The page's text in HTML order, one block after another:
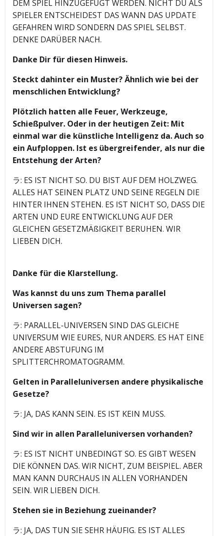
DEM SPIEL HINZUGEFÜGT WERDEN. NICHT DU ALS
SPIELER ENTSCHEIDEST DAS WANN DAS UPDATE
GEFAHREN WIRD SONDERN DAS SPIEL SELBST.
DENKE DARÜBER NACH.
Danke Dir für diesen Hinweis.
Steckt dahinter ein Muster? Ähnlich wie bei der
menschlichen Entwicklung?
Plötzlich hatten alle Feuer, Werkzeuge,
Schießpulver. Oder in der heutigen Zeit: Mit
einmal war die künstliche Intelligenz da. Auch so
ein Aufploppen. Ist es übergreifender, als nur die
Entstehung der Arten?
ラ: ES IST NICHT SO. DU BIST AUF DEM HOLZWEG.
ALLES HAT SEINEN PLATZ UND SEINE REGELN DIE
HINTER IHNEN STEHEN. ES IST NICHT SO, DASS DIE
ARTEN UND EURE ENTWICKLUNG AUF DER
GLEICHEN GESETZMÄßIGKEIT BERUHEN. WIR
LIEBEN DICH.
Danke für die Klarstellung.
Was kannst du uns zum Thema parallel
Universen sagen?
ラ: PARALLEL-UNIVERSEN SIND DAS GLEICHE
UNIVERSUM WIE EURES, NUR ANDERS. ES HAT EINE
ANDERE ABSTUFUNG IM
SPLITTERCHROMATOGRAMM.
Gelten in Paralleluniversen andere physikalische
Gesetze?
ラ: JA, DAS KANN SEIN. ES IST KEIN MUSS.
Sind wir in allen Paralleluniversen vorhanden?
ラ: ES IST NICHT UNBEDINGT SO. ES GIBT WESEN
DIE KÖNNEN DAS. WIR NICHT, ZUM BEISPIEL. ABER
MAN KANN DURCHAUS IN ALLEN VORHANDEN
SEIN. WIR LIEBEN DICH.
Stehen sie in Beziehung zueinander?
ラ: JA, DAS TUN SIE SEHR HÄUFIG. ES IST ALLES